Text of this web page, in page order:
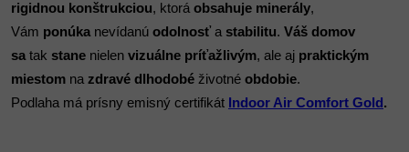
rigidnou konštrukciou, ktorá obsahuje minerály,
Vám ponúka nevídanú odolnosť a stabilitu. Váš domov
sa tak stane nielen vizuálne príťažlivým, ale aj praktickým
miestom na zdravé dlhodobé životné obdobie.
Podlaha má prísny emisný certifikát Indoor Air Comfort Gold .